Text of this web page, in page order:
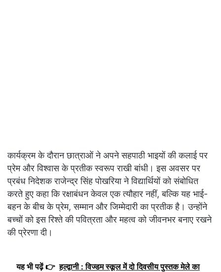
कार्यक्रम के दौरान छात्राओं ने अपने सहपाठी भाइयों की कलाई पर
प्रेम और विश्वास के प्रतीक स्वरूप राखी बांधी। इस अवसर पर
प्रबंध निदेशक राजेन्द्र सिंह पोखरिया ने विद्यार्थियों को संबोधित
करते हुए कहा कि रक्षाबंधन केवल एक त्यौहार नहीं, बल्कि यह भाई-
बहन के बीच के प्रेम, सम्मान और जिम्मेदारी का प्रतीक है। उन्होंने
बच्चों को इस रिश्ते की पवित्रता और महत्व को जीवनभर बनाए रखने
की प्रेरणा दी।
यह भी पढ़ें 👉 हल्द्वानी : विज्डम स्कूल में दो दिवसीय पुस्तक मेले का